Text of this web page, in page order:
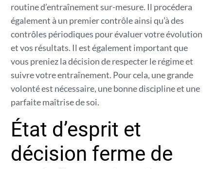
routine d’entraînement sur-mesure. Il procédera
également à un premier contrôle ainsi qu’à des
contrôles périodiques pour évaluer votre évolution
et vos résultats. Il est également important que
vous preniez la décision de respecter le régime et
suivre votre entraînement. Pour cela, une grande
volonté est nécessaire, une bonne discipline et une
parfaite maîtrise de soi.
État d’esprit et
décision ferme de